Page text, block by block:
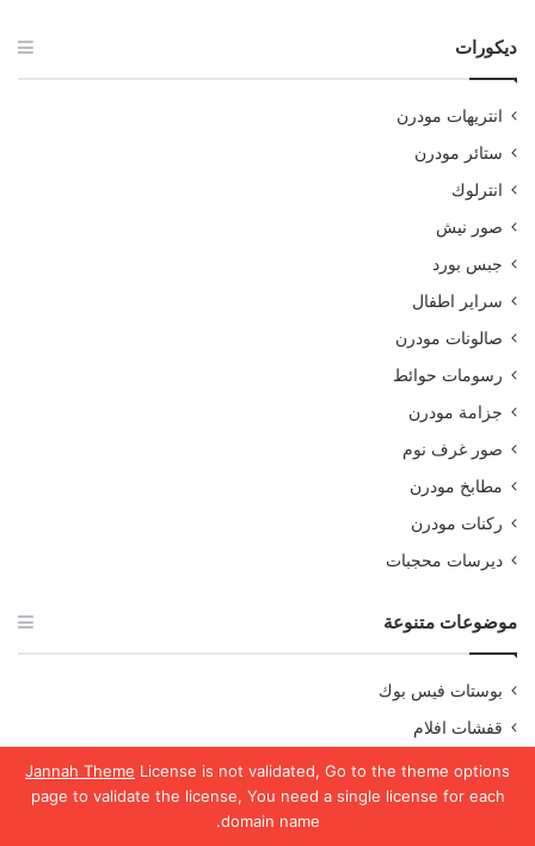
Jannah Theme License is not validated, Go to the theme options
page to validate the license, You need a single license for each
domain name.
ديكورات
انتريهات مودرن
ستائر مودرن
انترلوك
صور نيش
جبس بورد
سراير اطفال
صالونات مودرن
رسومات حوائط
جزامة مودرن
صور غرف نوم
مطابخ مودرن
ركنات مودرن
ديرسات محجبات
موضوعات متنوعة
بوستات فيس بوك
قفشات افلام
صور ادعيه
صور منقبات